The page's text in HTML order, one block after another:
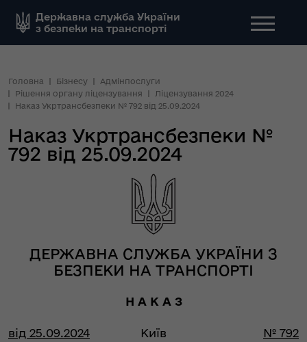
Державна служба України
з безпеки на транспорті
Головна Бізнесу
Адмінпослуги
Рішення органу ліцензування
Ліцензування 2024
Наказ Укртрансбезпеки № 792 від 25.09.2024
Наказ Укртрансбезпеки №
792 від 25.09.2024
ДЕРЖАВНА СЛУЖБА УКРАЇНИ З
БЕЗПЕКИ НА ТРАНСПОРТІ
Н А К А З
від 25.09.2024
Київ № 792